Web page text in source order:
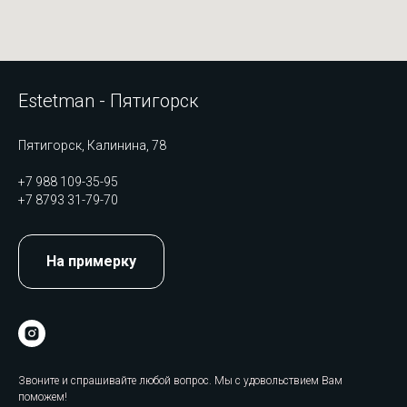
Estetman - Пятигорск
Пятигорск, Калинина, 78
+7 988 109-35-95
+7 8793 31-79-70
На примерку
Звоните и спрашивайте любой вопрос. Мы с удовольствием Вам
поможем!